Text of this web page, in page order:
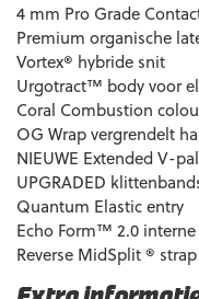
4 mm Pro Grade
Premium organische
Vortex® hybride snit
Urgotract™ body voor
Coral Combustion
OG Wrap vergrendelt
NIEUWE Extended V-
UPGRADED
Quantum Elastic entry
Echo Form™ 2.0
Reverse MidSplit ®